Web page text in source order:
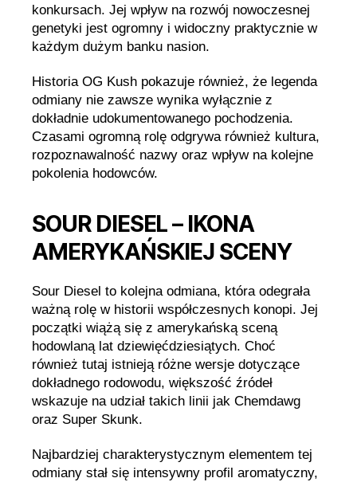
konkursach. Jej wpływ na rozwój nowoczesnej
genetyki jest ogromny i widoczny praktycznie w
każdym dużym banku nasion.
Historia OG Kush pokazuje również, że legenda
odmiany nie zawsze wynika wyłącznie z
dokładnie udokumentowanego pochodzenia.
Czasami ogromną rolę odgrywa również kultura,
rozpoznawalność nazwy oraz wpływ na kolejne
pokolenia hodowców.
SOUR DIESEL – IKONA
AMERYKAŃSKIEJ SCENY
Sour Diesel to kolejna odmiana, która odegrała
ważną rolę w historii współczesnych konopi. Jej
początki wiążą się z amerykańską sceną
hodowlaną lat dziewięćdziesiątych. Choć
również tutaj istnieją różne wersje dotyczące
dokładnego rodowodu, większość źródeł
wskazuje na udział takich linii jak Chemdawg
oraz Super Skunk.
Najbardziej charakterystycznym elementem tej
odmiany stał się intensywny profil aromatyczny,